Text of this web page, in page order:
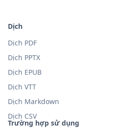
Trường hợp sử dụng
Dịch
Dịch PDF
Dịch PPTX
Dịch EPUB
Dịch VTT
Dịch Markdown
Dịch CSV